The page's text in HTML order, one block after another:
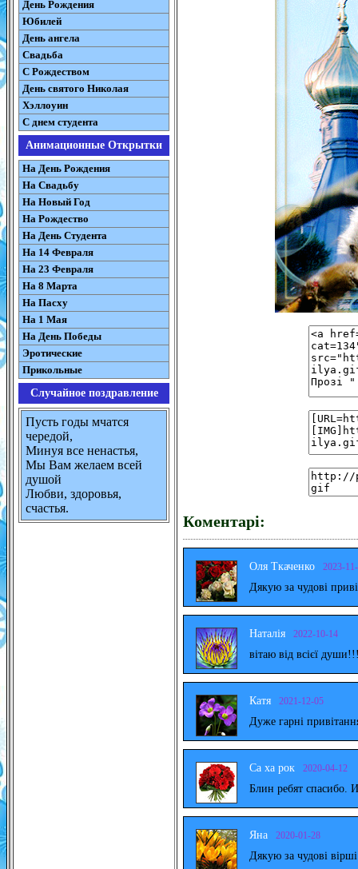
День Рождения
Юбилей
День ангела
Свадьба
С Рождеством
День святого Николая
Хэллоуин
С днем студента
Анимационные Открытки
На День Рождения
На Свадьбу
На Новый Год
На Рождество
На День Студента
На 14 Февраля
На 23 Февраля
На 8 Марта
На Пасху
На 1 Мая
На День Победы
Эротические
Прикольные
Случайное поздравление
Пусть годы мчатся
чередой,
Минуя все ненастья,
Мы Вам желаем всей
душой
Любви, здоровья,
счастья.
Коментарі:
Оля Ткаченко 2023-
Дякую за чудові
Наталія 2022-10-14
вітаю від всієї
Катя 2021-12-05
Дуже гарні
Са ха рок 2020-04-12
Блин ребят спасибо.
Яна 2020-01-28
Дякую за чудові